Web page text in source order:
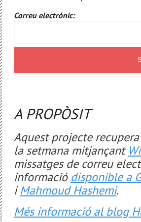
Correu electrònic:
A PROPÒSIT
Aquest projecte
la setmana mitjançant
missatges de correu
informació disponible a
iMahmoud Hashemi.
Més informació al blog